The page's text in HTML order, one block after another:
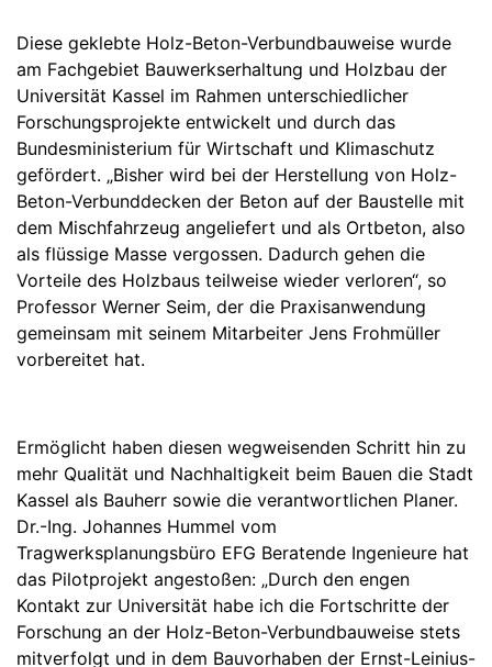
Diese geklebte Holz-Beton-Verbundbauweise wurde
am Fachgebiet Bauwerkserhaltung und Holzbau der
Universität Kassel im Rahmen unterschiedlicher
Forschungsprojekte entwickelt und durch das
Bundesministerium für Wirtschaft und Klimaschutz
gefördert. „Bisher wird bei der Herstellung von Holz-
Beton-Verbunddecken der Beton auf der Baustelle mit
dem Mischfahrzeug angeliefert und als Ortbeton, also
als flüssige Masse vergossen. Dadurch gehen die
Vorteile des Holzbaus teilweise wieder verloren“, so
Professor Werner Seim, der die Praxisanwendung
gemeinsam mit seinem Mitarbeiter Jens Frohmüller
vorbereitet hat.
Ermöglicht haben diesen wegweisenden Schritt hin zu
mehr Qualität und Nachhaltigkeit beim Bauen die Stadt
Kassel als Bauherr sowie die verantwortlichen Planer.
Dr.-Ing. Johannes Hummel vom
Tragwerksplanungsbüro EFG Beratende Ingenieure hat
das Pilotprojekt angestoßen: „Durch den engen
Kontakt zur Universität habe ich die Fortschritte der
Forschung an der Holz-Beton-Verbundbauweise stets
mitverfolgt und in dem Bauvorhaben der Ernst-Leinius-